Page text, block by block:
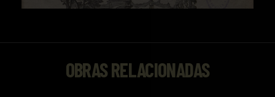
OBRAS RELACIONADAS